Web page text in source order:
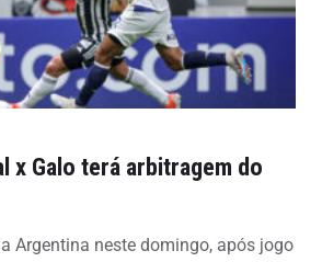
x Galo terá arbitragem do
Argentina neste domingo, após jogo